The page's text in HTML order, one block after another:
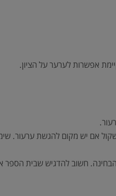
אפשרות לערער על הציון.
אם יש מקום להגשת ערעור.
חשוב להדגיש שבית הספר